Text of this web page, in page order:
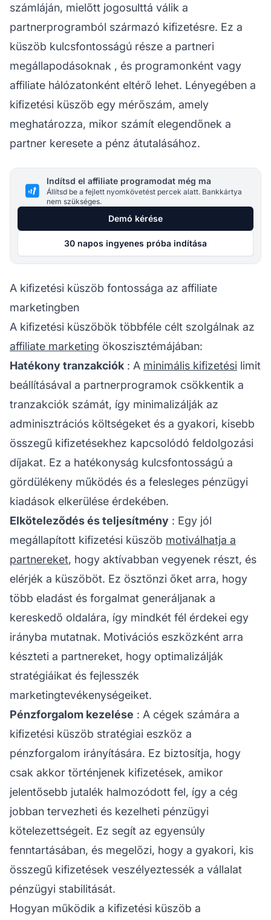
számláján, mielőtt jogosulttá válik a
partnerprogramból származó kifizetésre. Ez a
küszöb kulcsfontosságú része a partneri
megállapodásoknak , és programonként vagy
affiliate hálózatonként eltérő lehet. Lényegében a
kifizetési küszöb egy mérőszám, amely
meghatározza, mikor számít elegendőnek a
partner keresete a pénz átutalásához.
Indítsd el affiliate programodat még ma
Állítsd be a fejlett nyomkövetést percek alatt. Bankkártya
nem szükséges.
Demó kérése
30 napos ingyenes próba indítása
A kifizetési küszöb fontossága az affiliate
marketingben
A kifizetési küszöbök többféle célt szolgálnak az
affiliate marketing ökoszisztémájában:
Hatékony tranzakciók : A minimális kifizetési limit
beállításával a partnerprogramok csökkentik a
tranzakciók számát, így minimalizálják az
adminisztrációs költségeket és a gyakori, kisebb
összegű kifizetésekhez kapcsolódó feldolgozási
díjakat. Ez a hatékonyság kulcsfontosságú a
gördülékeny működés és a felesleges pénzügyi
kiadások elkerülése érdekében.
Elköteleződés és teljesítmény : Egy jól
megállapított kifizetési küszöb motiválhatja a
partnereket, hogy aktívabban vegyenek részt, és
elérjék a küszöböt. Ez ösztönzi őket arra, hogy
több eladást és forgalmat generáljanak a
kereskedő oldalára, így mindkét fél érdekei egy
irányba mutatnak. Motivációs eszközként arra
készteti a partnereket, hogy optimalizálják
stratégiáikat és fejlesszék
marketingtevékenységeiket.
Pénzforgalom kezelése : A cégek számára a
kifizetési küszöb stratégiai eszköz a
pénzforgalom irányítására. Ez biztosítja, hogy
csak akkor történjenek kifizetések, amikor
jelentősebb jutalék halmozódott fel, így a cég
jobban tervezheti és kezelheti pénzügyi
kötelezettségeit. Ez segít az egyensúly
fenntartásában, és megelőzi, hogy a gyakori, kis
összegű kifizetések veszélyeztessék a vállalat
pénzügyi stabilitását.
Hogyan működik a kifizetési küszöb a